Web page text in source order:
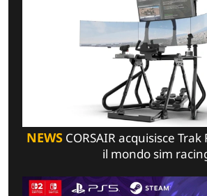
NEWSCORSAIR acquisisce
il mondo sim